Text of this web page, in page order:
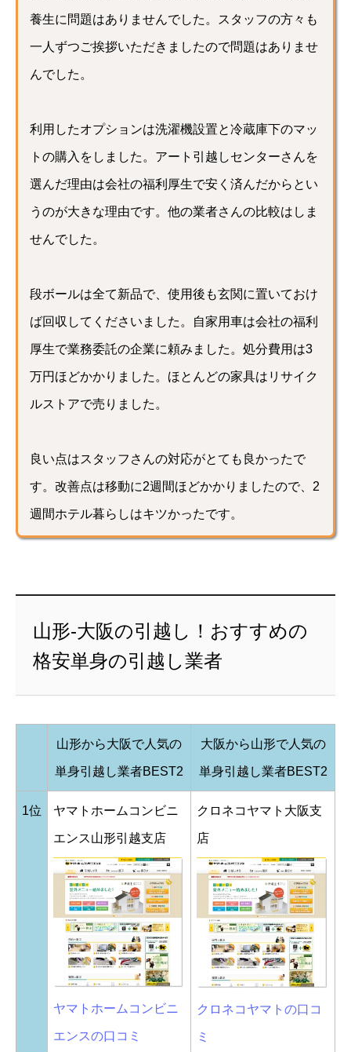
養生に問題はありませんでした。スタッフの方々も
一人ずつご挨拶いただきましたので問題はありませ
んでした。
利用したオプションは洗濯機設置と冷蔵庫下のマッ
トの購入をしました。アート引越しセンターさんを
選んだ理由は会社の福利厚生で安く済んだからとい
うのが大きな理由です。他の業者さんの比較はしま
せんでした。
段ボールは全て新品で、使用後も玄関に置いておけ
ば回収してくださいました。自家用車は会社の福利
厚生で業務委託の企業に頼みました。処分費用は3
万円ほどかかりました。ほとんどの家具はリサイク
ルストアで売りました。
良い点はスタッフさんの対応がとても良かったで
す。改善点は移動に2週間ほどかかりましたので、2
週間ホテル暮らしはキツかったです。
山形-大阪の引越し！おすすめの
格安単身の引越し業者
山形から大阪で人気の
単身引越し業者BEST2
大阪から山形で人気の
単身引越し業者BEST2
1位 ヤマトホームコンビニ
エンス山形引越支店
ヤマトホームコンビニ
エンスの口コミ
クロネコヤマト大阪支
店
クロネコヤマトの口コ
ミ